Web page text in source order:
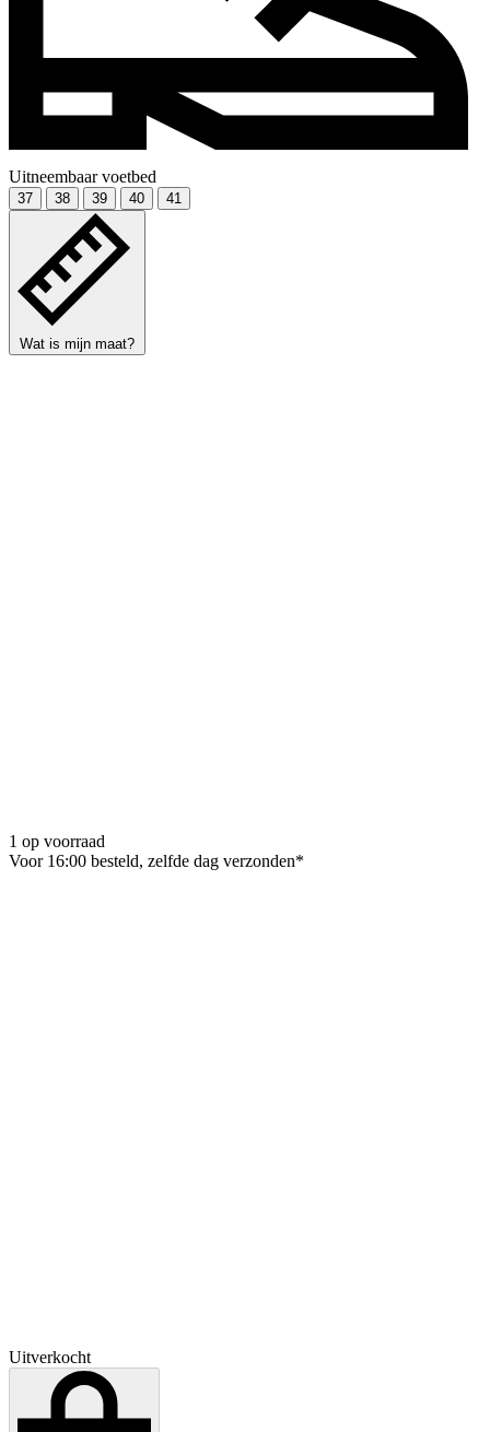
Uitneembaar voetbed
37 38 39 40 41
Wat is mijn maat?
1 op voorraad
Voor 16:00 besteld, zelfde dag verzonden*
Uitverkocht